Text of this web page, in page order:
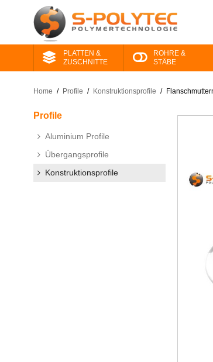
PLATTEN &
ZUSCHNITTE
ROHRE &
STÄBE
Home / Profile / Konstruktionsprofile /
Profile
Aluminium Profile
Übergangsprofile
Konstruktionsprofile